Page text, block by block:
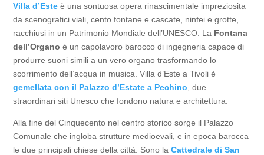
Villa d’Este è una sontuosa opera rinascimentale impreziosita
da scenografici viali, cento fontane e cascate, ninfei e grotte,
racchiusi in un Patrimonio Mondiale dell’UNESCO. La Fontana
dell’Organo è un capolavoro barocco di ingegneria capace di
produrre suoni simili a un vero organo trasformando lo
scorrimento dell’acqua in musica. Villa d’Este a Tivoli è
gemellata con il Palazzo d’Estate a Pechino , due
straordinari siti Unesco che fondono natura e architettura.
Alla fine del Cinquecento nel centro storico sorge il Palazzo
Comunale che ingloba strutture medioevali, e in epoca barocca
le due principali chiese della città. Sono laCattedrale di San